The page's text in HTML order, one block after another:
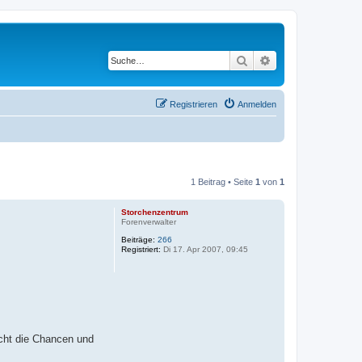
Suche
Anmelden
Registrieren
1 Beitrag • Seite 1 von 1
Storchenzentrum
Forenverwalter
Beiträge: 266
Registriert: Di 17. Apr 2007, 09:45
die Chancen und